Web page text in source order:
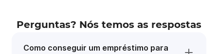
Perguntas? Nós temos as respostas
Como conseguir um empréstimo para